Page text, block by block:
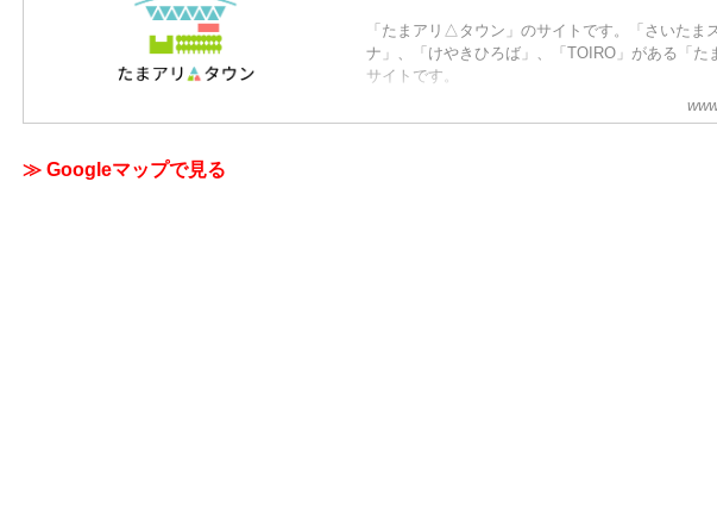
「たまアリ△タウン」のサイトです。「さいたま
ナ」、「けやきひろば」、「TOIRO」がある「
サイトです。
≫ Googleマップで見る